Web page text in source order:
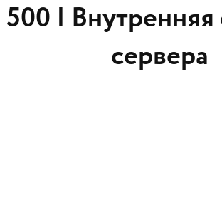
500 |
сервера